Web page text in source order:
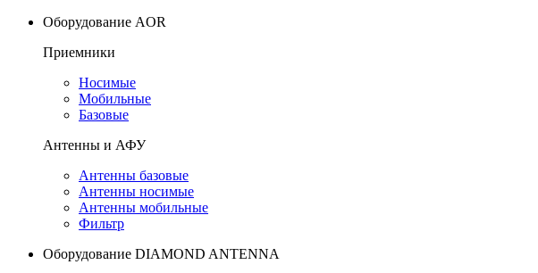
Оборудование AOR
Приемники
Носимые
Мобильные
Базовые
Антенны и АФУ
Антенны базовые
Антенны носимые
Антенны мобильные
Фильтр
Оборудование DIAMOND ANTENNA